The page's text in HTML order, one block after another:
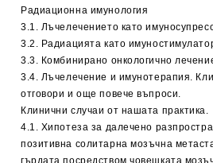
Радиационна имунология
3.1. Лъчелечението като
3.2. Радиацията като
3.3. Комбинирано онкологично
3.4. Лъчелечение и имунотерапия.
отговори и още повече въпроси.
Клинични случаи от нашата практика.
4.1. Хипотеза за далечено
позитивна солитарна мозъчна
гърдата посредством човешката